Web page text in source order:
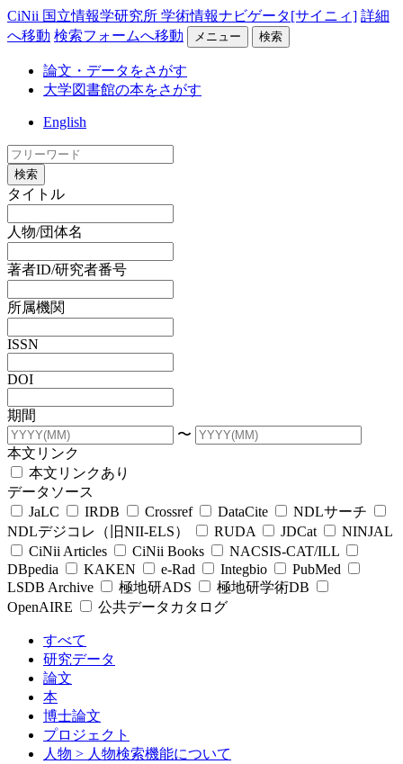
CiNii 国立情報学研究所 学術情報ナビゲータ[サイニィ] 詳細
へ移動 検索フォームへ移動 メニュー 検索
論文・データをさがす
大学図書館の本をさがす
English
検索
タイトル
人物/団体名
著者ID/研究者番号
所属機関
ISSN
DOI
期間
〜
本文リンク
本文リンクあり
データソース
JaLC
IRDB Crossref DataCite
NDLサーチ
NDLデジコレ（旧NII-ELS）
RUDA JDCat
NINJAL
CiNii Articles
CiNii Books
NACSIS-CAT/ILL
DBpedia
KAKEN e-Rad Integbio
PubMed
LSDB Archive
極地研ADS
極地研学術DB
OpenAIRE
公共データカタログ
すべて
研究データ
論文
本
博士論文
プロジェクト
人物 > 人物検索機能について